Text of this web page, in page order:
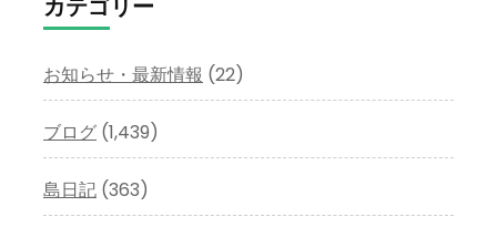
ブ
カテゴリー
お知らせ・最新情報 (22)
ブログ (1,439)
島日記 (363)